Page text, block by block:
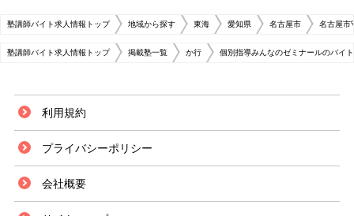
塾講師バイト求人情報トップ 地域から探す 東海 愛知県 名古屋市 名古屋市
塾講師バイト求人情報トップ 掲載塾一覧 か行 個別指導みんなのゼミナールのバイ
利用規約
プライバシーポリシー
会社概要